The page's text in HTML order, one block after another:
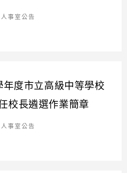
人事室公告
年度市立高級中等學校
校長遴選作業簡章
人事室公告